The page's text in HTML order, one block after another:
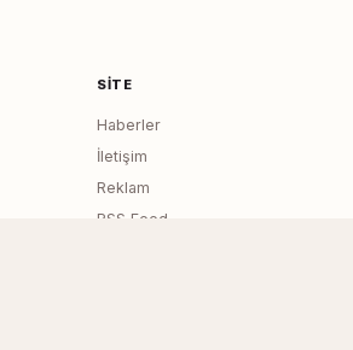
SITE
Haberler
İletişim
Reklam
RSS Feed